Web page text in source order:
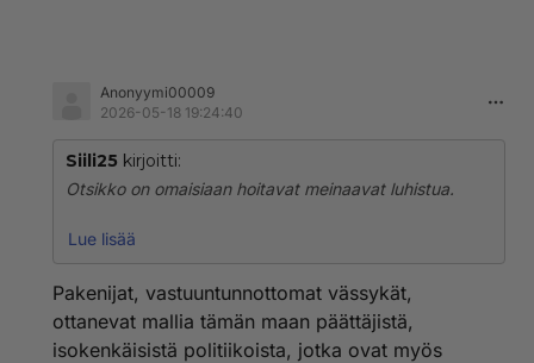
Anonyymi00009
2026-05-18 19:24:40
Siili25 kirjoitti:
Otsikko on omaisiaan hoitavat meinaavat luhistua.
Omaistaan hoitavien määrä tulee lisääntymään kun
Ei auta pistää päätään pensaaseen vaan yrittää
vaikuttaa omaishoitotilanteisiin.
Lue lisää
Pakenijat, vastuuntunnottomat vässykät,
ottanevat mallia tämän maan päättäjistä,
isokenkäisistä politiikoista, jotka ovat myös